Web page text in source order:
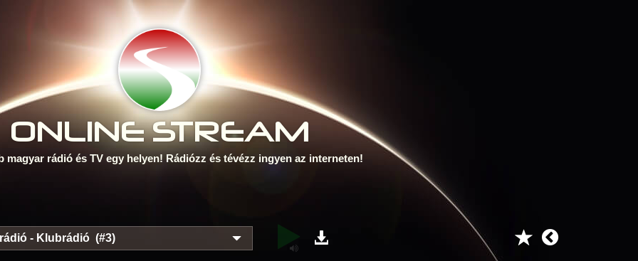
ONLINE STREAM
magyar rádió és TV egy helyen! Rádiózz és tévézz ingyen az interneten!
- Klubrádió (#3)